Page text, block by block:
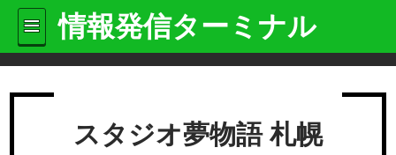
情報発信ターミナル
スタジオ夢物語 札幌